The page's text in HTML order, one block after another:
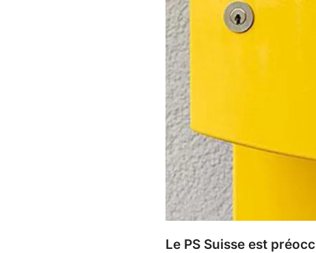
Le PS Suisse est